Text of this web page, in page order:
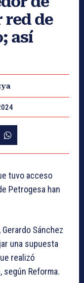
red de
así
tuvo acceso
Petrogesa han
Sánchez
una supuesta
realizó
, según Reforma.